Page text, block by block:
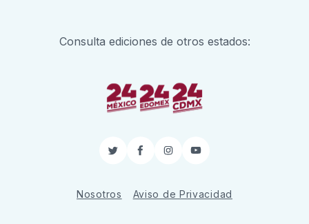
Consulta ediciones de otros estados:
TwitterFacebook
InstagramYouTube
Nosotros Aviso de Privacidad